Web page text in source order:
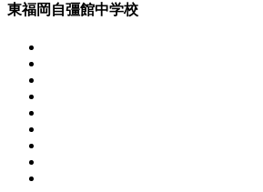
東福岡自彊館中学校